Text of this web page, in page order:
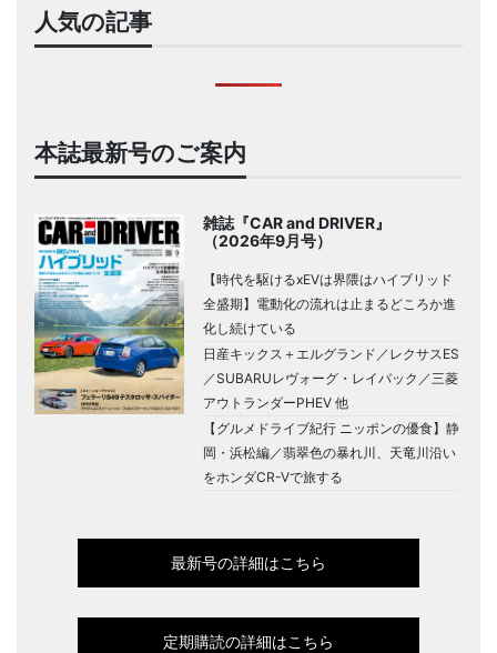
人気の記事
本誌最新号のご案内
雑誌『CAR and DRIVER』
（2026年9月号）
【時代を駆けるxEVは界隈はハイブリッド
全盛期】電動化の流れは止まるどころか進
化し続けている
日産キックス＋エルグランド／レクサスES
／SUBARUレヴォーグ・レイバック／三菱
アウトランダーPHEV 他
【グルメドライブ紀行 ニッポンの優食】静
岡・浜松編／翡翠色の暴れ川、天竜川沿い
をホンダCR-Vで旅する
最新号の詳細はこちら
定期購読の詳細はこちら